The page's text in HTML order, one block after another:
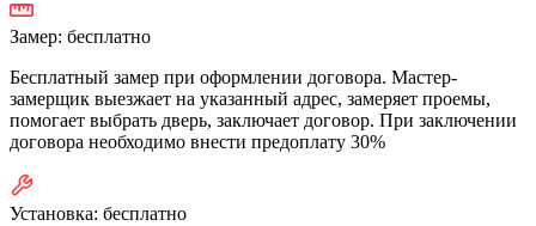
Замер: бесплатно
Бесплатный замер при оформлении договора. Мастер-
замерщик выезжает на указанный адрес, замеряет проемы,
помогает выбрать дверь, заключает договор. При заключении
договора необходимо внести предоплату 30%
Установка: бесплатно